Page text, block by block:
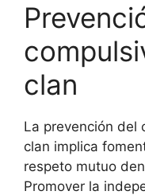
clan
La prevención del
clan implica
respeto mutuo
Promover la